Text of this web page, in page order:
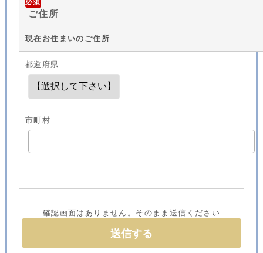
必須
ご住所
現在お住まいのご住所
都道府県
市町村
確認画面はありません。そのまま送信ください